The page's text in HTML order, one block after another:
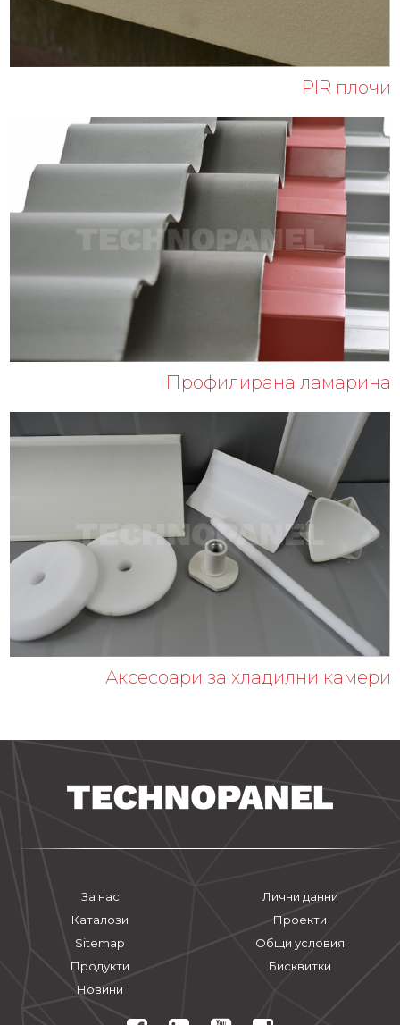
PIR плочи
Профилирана ламарина
Аксесоари за хладилни камери
За нас
Каталози
Sitemap
Продукти
Новини
Лични данни
Проекти
Общи условия
Бисквитки